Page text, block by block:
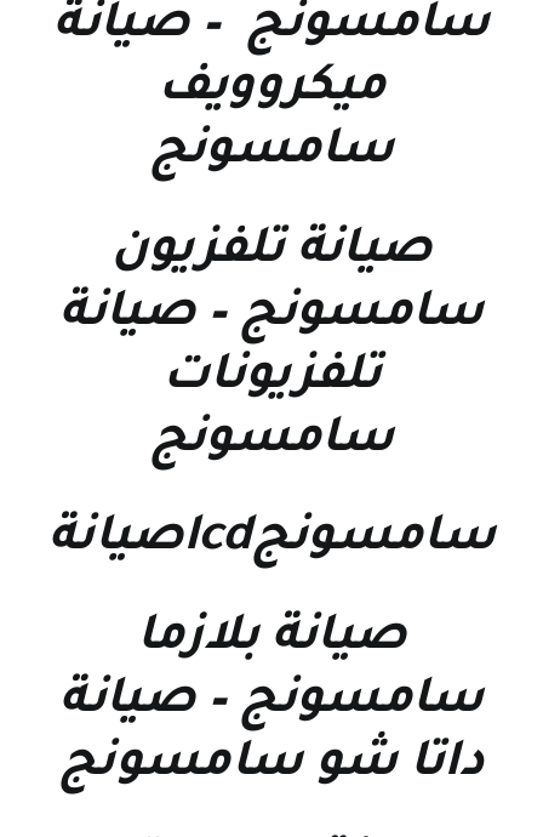
سامسونج –صيانة
ميكروويف
سامسونج
صيانة تلفزيون
سامسونج –صيانة
تلفزيونات
سامسونج
سامسونجlcdصيانة
صيانة بلازما
سامسونج–صيانة
داتا شو سامسونج